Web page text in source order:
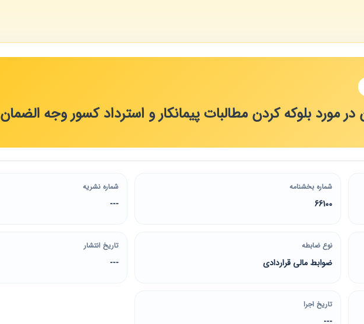
مورد بلوکه کردن مطالبات پیمانکار و استرداد کسور وجه الضمان
شماره بخشنامه
66100
شماره نشریه
---
نوع ضابطه
ضوابط مالی قراردادی
تاریخ انتشار
---
تاریخ اجرا